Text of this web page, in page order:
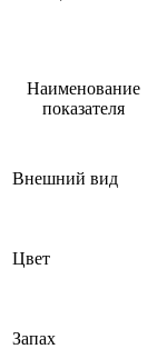
Наименование
показателя
Внешний вид
Цвет
Запах